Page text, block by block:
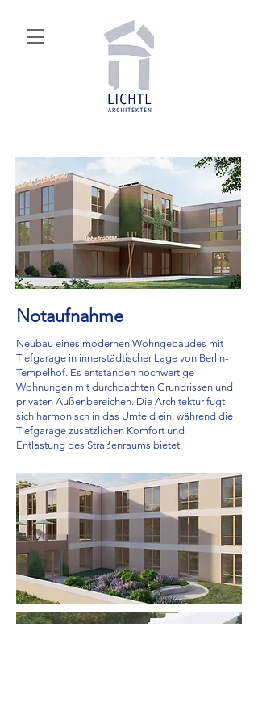
Notaufnahme
Neubau eines modernen Wohngebäudes mit
Tiefgarage in innerstädtischer Lage von Berlin-
Tempelhof. Es entstanden hochwertige
Wohnungen mit durchdachten Grundrissen und
privaten Außenbereichen. Die Architektur fügt
sich harmonisch in das Umfeld ein, während die
Tiefgarage zusätzlichen Komfort und
Entlastung des Straßenraums bietet.